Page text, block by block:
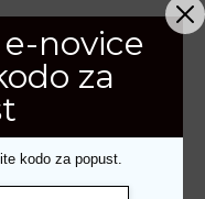
enostavno
novice
za
kodo za popust.